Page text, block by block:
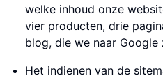
welke inhoud onze
vier producten, drie
blog, die we naar Google
Het indienen van de